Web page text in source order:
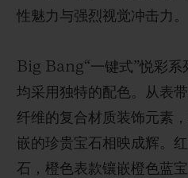
性魅力与强烈视觉冲击力。
Big Bang“一键式”悦彩系
均采用独特的配色。从表
纤维的复合材质装饰元素
嵌的珍贵宝石相映成辉。
石，橙色表款镶嵌橙色蓝